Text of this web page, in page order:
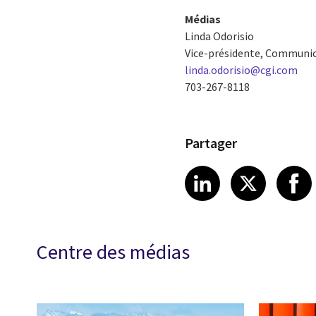
Médias
Linda Odorisio
Vice-présidente,
linda.odorisio@cgi.com
703-267-8118
Partager
Share article
LinkedIn
Share
X
Centre des médias